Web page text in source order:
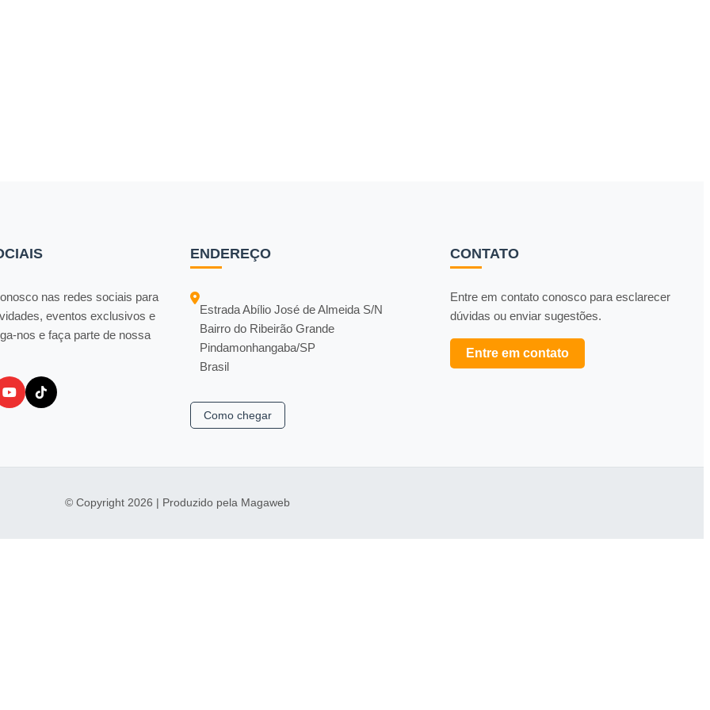
nas redes sociais para
eventos exclusivos e
nos e faça parte de nossa
ENDEREÇO
Estrada Abílio José de Almeida S/N
Bairro do Ribeirão Grande
Pindamonhangaba/SP
Brasil
Como chegar
CONTATO
Entre em contato conosco para esclarecer
dúvidas ou enviar sugestões.
Entre em contato
© Copyright 2026 | Produzido pela Magaweb